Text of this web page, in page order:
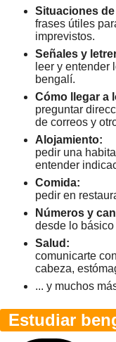
Situaciones
frases útiles
imprevistos.
Señales y
leer y entender
bengalí.
Cómo llegar a
preguntar
de correos y
Alojamiento:
pedir una
entender
Comida:
pedir en
Números y
desde lo
Salud:
comunicarte
cabeza,
... y muchos
Estudiar